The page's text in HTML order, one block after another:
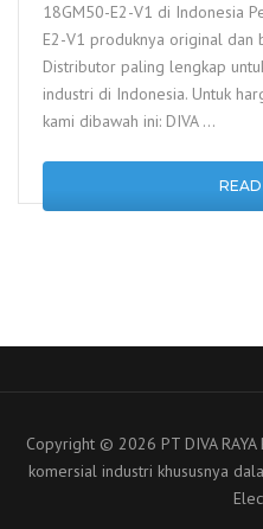
18GM50-E2-V1 di Indonesia
E2-V1 produknya original dan
Distributor paling lengkap
industri di Indonesia. Untuk
kami dibawah ini: DIVA …
Copyright © 2026 PT DIVA
komersial industri khususnya